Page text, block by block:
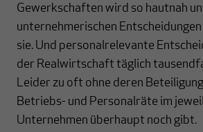
Gewerkschaften wird so hautnah
unternehmerischen
sie. Und personalrelevante
der Realwirtschaft täglich
Leider zu oft ohne deren
Betriebs- und Personalräte im
Unternehmen überhaupt noch gibt.